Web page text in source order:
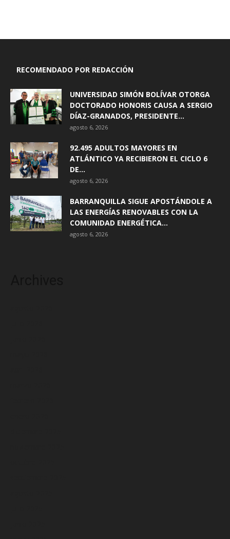
RECOMENDADO POR REDACCIÓN
UNIVERSIDAD SIMÓN BOLÍVAR OTORGA
DOCTORADO HONORIS CAUSA A SERGIO
DÍAZ-GRANADOS, PRESIDENTE...
agosto 6, 2026
92.495 ADULTOS MAYORES EN
ATLÁNTICO YA RECIBIERON EL CICLO 6
DE...
agosto 6, 2026
BARRANQUILLA SIGUE APOSTÁNDOLE A
LAS ENERGÍAS RENOVABLES CON LA
COMUNIDAD ENERGÉTICA...
agosto 6, 2026